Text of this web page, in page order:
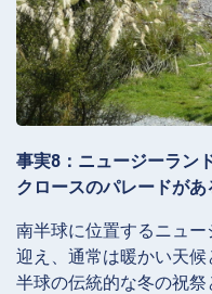
事実8：ニュージーラン
クロースのパレードがあ
南半球に位置するニュ
迎え、通常は暖かい天
半球の伝統的な冬の祝